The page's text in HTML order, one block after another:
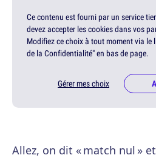
Ce contenu est fourni par un service
devez accepter les cookies dans vos
Modifiez ce choix à tout moment via le
de la Confidentialité" en bas de page.
Gérer mes choix
Allez, on dit « match nul »